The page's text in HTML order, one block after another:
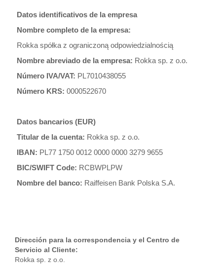
Datos identificativos de la empresa
Nombre completo de la empresa:
Rokka spółka z ograniczoną odpowiedzialnością
Nombre abreviado de la empresa: Rokka sp. z o.o.
Número IVA/VAT: PL7010438055
Número KRS: 0000522670
Datos bancarios (EUR)
Titular de la cuenta: Rokka sp. z o.o.
IBAN: PL77 1750 0012 0000 0000 3279 9655
BIC/SWIFT Code: RCBWPLPW
Nombre del banco: Raiffeisen Bank Polska S.A.
Dirección para la correspondencia y el Centro de
Servicio al Cliente:
Rokka sp. z o.o.